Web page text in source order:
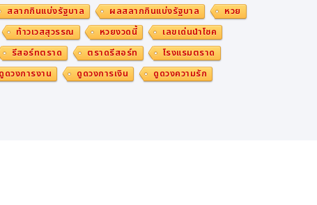
สลากกินแบ่งรัฐบาล ผลสลากกินแบ่งรัฐบาล
หวย
ท้าวเวสสุวรรณ หวยงวดนี้
เลขเด่นนำโชค
รีสอร์ทตราด ตราดรีสอร์ท
โรงแรมตราด
ดูดวงการงาน ดูดวงการเงิน
ดูดวงความรัก